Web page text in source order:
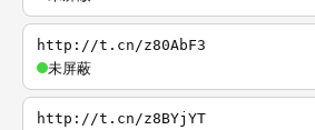
http://t.cn/z80AbF3
未屏蔽
http://t.cn/z8BYjYT